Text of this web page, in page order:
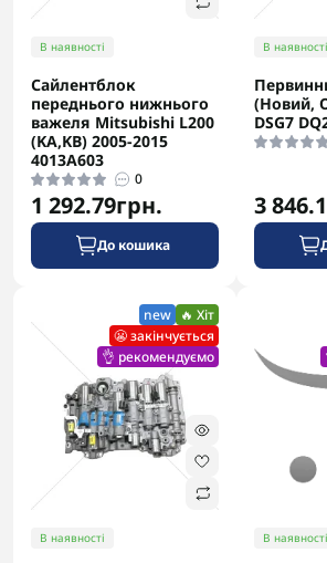
В наявності
Сайлентблок
переднього нижнього
важеля Mitsubishi L200
(KA,KB) 2005-2015
4013A603
0
1 292.79грн.
До кошика
В наявності
(Новий,
DSG7
3
new 🔥 Хіт
😬 закінчується
👌 рекомендуємо
В наявності В наявності